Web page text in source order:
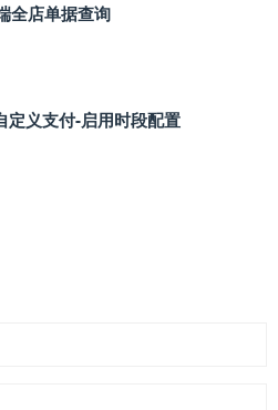
全店单据查询
定义支付‑启用时段配置